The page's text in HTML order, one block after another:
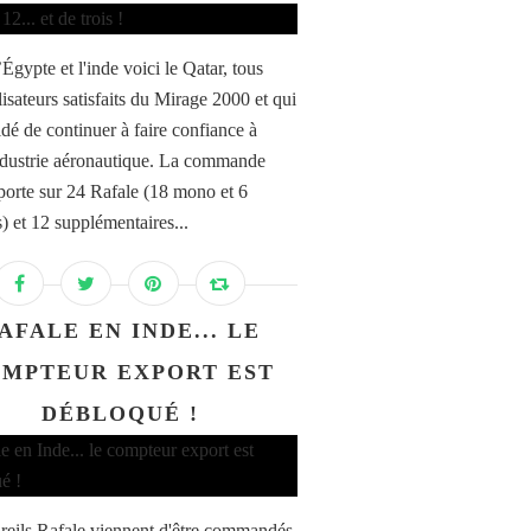
et l'inde voici le Qatar, tous
satisfaits du Mirage 2000 et qui
de continuer à faire confiance à
aéronautique. La commande
sur 24 Rafale (18 mono et 6
et 12 supplémentaires...
EN INDE... LE
EXPORT EST
DÉBLOQUÉ !